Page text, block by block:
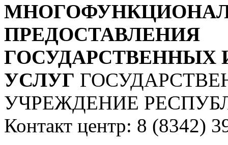
ПРЕДОСТАВЛЕНИЯ
УСЛУГ
УЧРЕЖДЕНИЕ
Контакт центр: 8 (8342)